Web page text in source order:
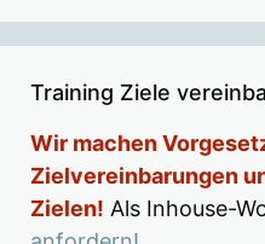
Training Ziele
Wir machen
Zielvereinbarungen
Zielen! Als Inhouse-